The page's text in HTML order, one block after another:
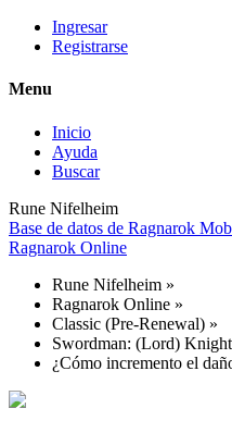
Ingresar
Registrarse
Menu
Inicio
Ayuda
Buscar
Rune Nifelheim
Base de datos de Ragnarok
Ragnarok Online
Rune Nifelheim »
Ragnarok Online »
Classic (Pre-Renewal) »
Swordman: (Lord)
¿Cómo incremento el